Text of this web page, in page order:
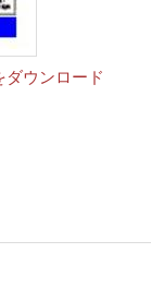
ダウンロード